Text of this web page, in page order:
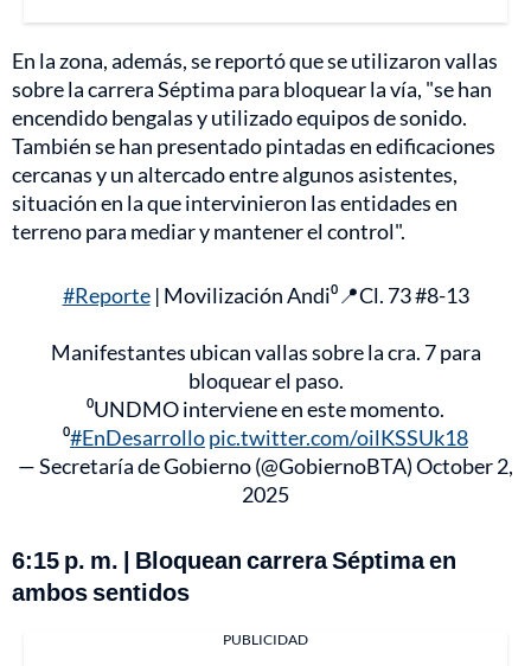
En la zona, además, se reportó que se utilizaron vallas
sobre la carrera Séptima para bloquear la vía, "se han
encendido bengalas y utilizado equipos de sonido.
También se han presentado pintadas en edificaciones
cercanas y un altercado entre algunos asistentes,
situación en la que intervinieron las entidades en
terreno para mediar y mantener el control".
#Reporte| Movilización Andi⁰📍Cl. 73 #8-13
Manifestantes ubican vallas sobre la cra. 7 para
bloquear el paso.
⁰UNDMO interviene en este momento.
⁰#EnDesarrollopic.twitter.com/oilKSSUk18
— Secretaría de Gobierno (@GobiernoBTA)October 2,
2025
6:15 p. m. | Bloquean carrera Séptima en
ambos sentidos
PUBLICIDAD